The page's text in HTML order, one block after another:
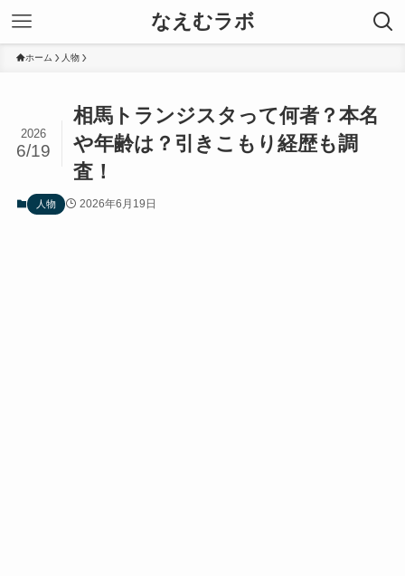
なえむラボ
ホーム 人物
相馬トランジスタって何者？本名
や年齢は？引きこもり経歴も調
査！
2026
6/19
人物 2026年6月19日